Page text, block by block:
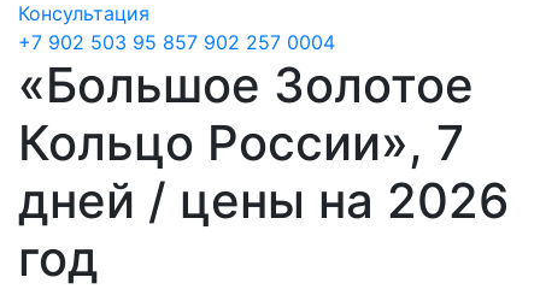
Консультация
+7 902 503 95 857 902 257 0004
«Большое Золотое
Кольцо России», 7
дней / цены на 2026
год